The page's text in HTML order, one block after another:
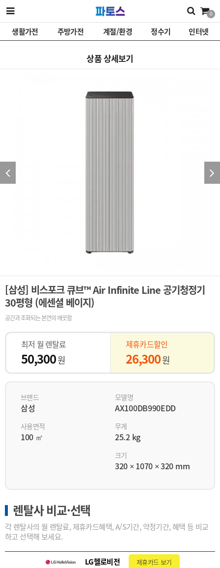
0
생활가전 주방가전 계절/환경 정수기 인터넷
상품 상세보기
[삼성] 비스포크 큐브™ Air Infinite Line 공기청정기
30평형 (에센셜 베이지)
공간과 조화되는 본연의 깨끗함
최저 월 렌탈료
50,300원
제휴카드할인
26,300원
브랜드
삼성
모델명
AX100DB990EDD
사용면적
100 ㎡
무게
25.2 kg
크기
320 × 1070 × 320 mm
렌탈사 비교·선택
각 렌탈사의 월 렌탈료, 제휴카드혜택, A/S기간, 약정기간, 혜택 등 비교
하고 선택해 보세요.
LG헬로비전 제휴카드 보기